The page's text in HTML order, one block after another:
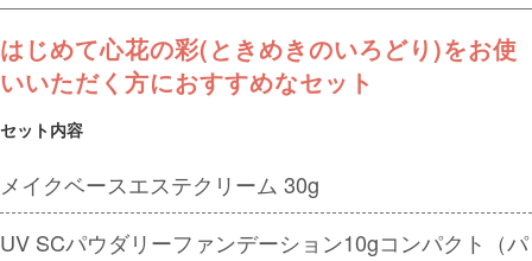
はじめて心花の彩(ときめきのいろどり)をお使
いいただく方におすすめなセット
セット内容
メイクベースエステクリーム 30g
UV SCパウダリーファンデーション10gコンパクト（パ